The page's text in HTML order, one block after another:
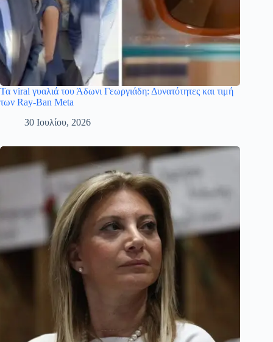
Τα viral γυαλιά του Άδωνι Γεωργιάδη: Δυνατότητες και τιμή
των Ray-Ban Meta
30 Ιουλίου, 2026